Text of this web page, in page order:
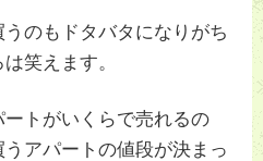
のもドタバタになりがち
笑えます。
トがいくらで売れるの
アパートの値段が決まっ